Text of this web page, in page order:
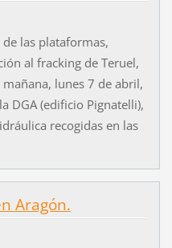
las plataformas,
al fracking de Teruel,
lunes 7 de abril,
DGA (edificio Pignatelli),
recogidas en las
Aragón.